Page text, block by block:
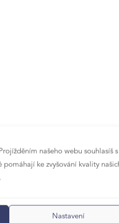
našeho webu souhlasíš s
ke zvyšování kvality
.
Nastavení